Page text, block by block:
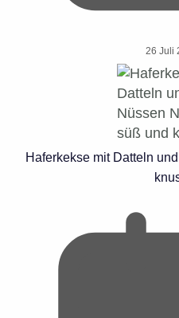
26 Juli
Haferkekse mit Datteln